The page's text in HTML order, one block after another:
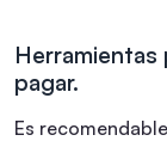
Herramientas
pagar.
Es